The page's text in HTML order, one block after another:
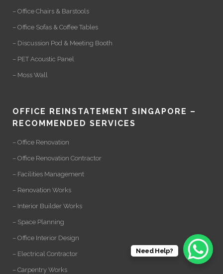
– Office Chairs & Barstools
– Office Sofas & Coffee Tables
– Discussion Pod & Meeting Booth
– PET Acoustic Panel
– Moss Wall
OFFICE REINSTATEMENT SINGAPORE –
RECOMMENDED SERVICES
– Office Renovation
– Office Renovation Contractor
– Facilities Management
– Renovation Works
– Interior Builder Works
– Space Planning
– Office Interior Design
– Electrical Contractor
– Carpentry Works
Need Help?